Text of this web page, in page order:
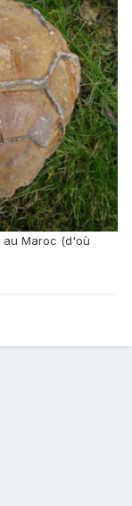
au Maroc (d'où